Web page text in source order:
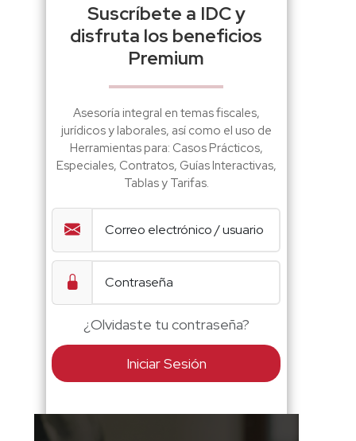
Suscríbete a IDC y
disfruta los beneficios
Premium
Asesoría integral en temas fiscales,
jurídicos y laborales, así como el uso de
Herramientas para: Casos Prácticos,
Especiales, Contratos, Guías Interactivas,
Tablas y Tarifas.
¿Olvidaste tu contraseña?
Iniciar Sesión